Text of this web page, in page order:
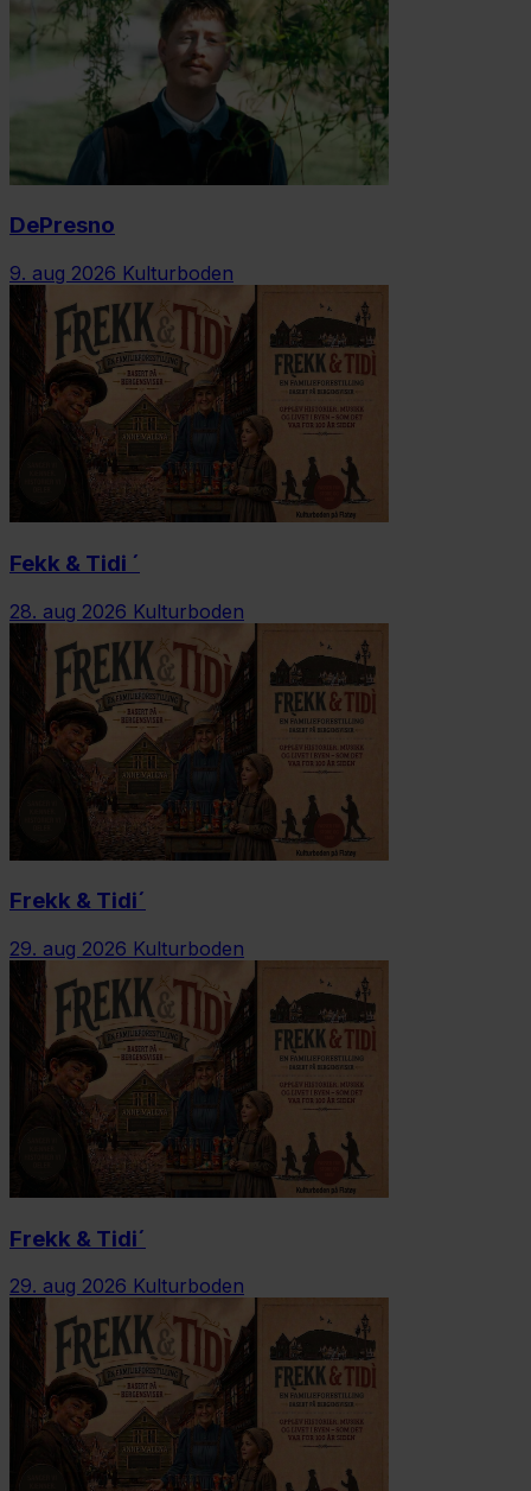
DePresno
9. aug 2026 Kulturboden
Fekk & Tidi ´
28. aug 2026 Kulturboden
Frekk & Tidi´
29. aug 2026 Kulturboden
Frekk & Tidi´
29. aug 2026 Kulturboden